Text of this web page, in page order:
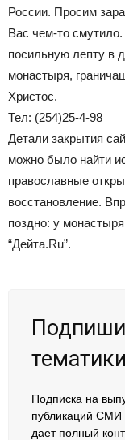
России. Просим
Вас чем-то
посильную лепту в
монастыря,
Христос.
Тел: (254)25-4-98
Детали закрытия
можно было найти
православные
восстановление.
поздно: у
“Дейта.Ru”.
Подписка на
публикаций СМИ
дает полный